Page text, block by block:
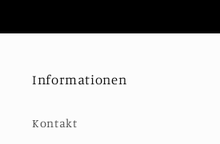
Informationen
Kontakt